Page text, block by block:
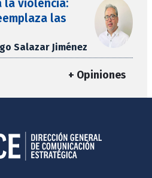
la violencia:
las
Salazar Jiménez
+ Opiniones